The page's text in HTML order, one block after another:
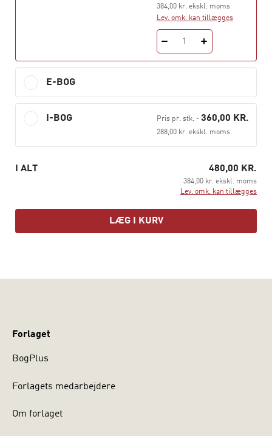
behandle og vurdere økonomiske data samt løse
forskellige økonomiske problemstillinger i
virksomheden herunder at benytte finansielle
beregninger, strukturering af data, pivottabeller,
datatabeller m.m.
REGNEARK TIL ØKONOMISTYRING er tilpasset både
pensum og undervisningen i faget Regneark til
økonomistyring på Akademiuddannelsen, men kan også
med fordel bruges på alle økonomiske uddannelser,
hvor der er behov for et grundigt og omfattende
kendskab til brugen af Excel eller blot som en god
håndbog til mange af Excels muligheder.
bogens figurer til download, opgaver og videoer.
384,00 kr. ekskl. moms
Lev. omk. kan tillægges
1
E-BOG
I-BOG Pris pr. stk.- 360,00 KR.
288,00 kr. ekskl. moms
I ALT 480,00 KR.
384,00 kr. ekskl. moms
Lev. omk. kan tillægges
LÆG I KURV
Forlaget
BogPlus
Forlagets medarbejdere
Om forlaget